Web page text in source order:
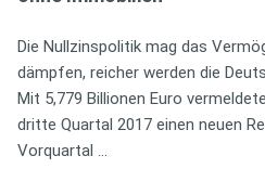
Die Nullzinspolitik mag das
dämpfen, reicher werden die
Mit 5,779 Billionen Euro
dritte Quartal 2017 einen neuen
Vorquartal …